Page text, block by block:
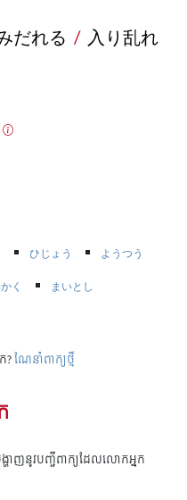
だれる / 入り乱れ
ひじょう
ようつう
く
まいとし
?ណែនាំពាក្យថ្មី
ាញនូវបញ្ជីពាក្យដែលលោកអ្នក